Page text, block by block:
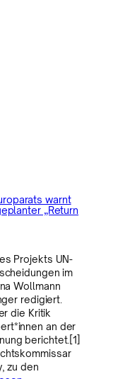
warnt
„Return
Projekts UN-
im
Wollmann
redigiert.
die Kritik
an der
berichtet.[1]
zu den